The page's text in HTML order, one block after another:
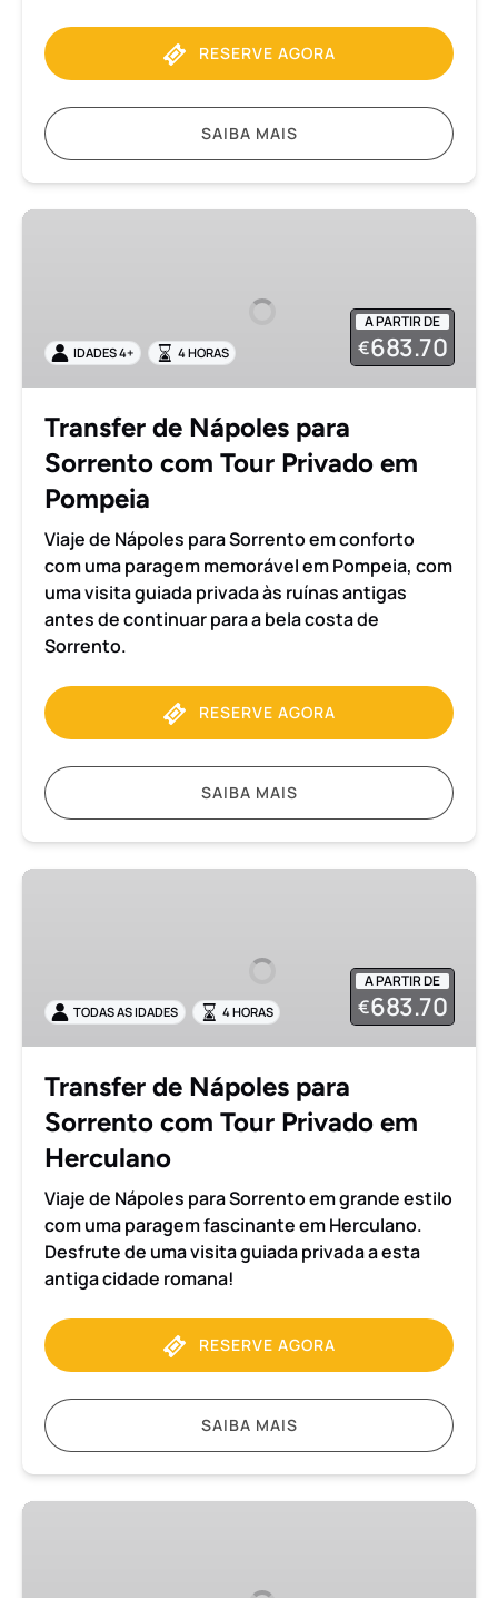
RESERVE AGORA
SAIBA MAIS
Transfer
com
Tour
Pompeia
A PARTIR DE
€683.70
IDADES 4+ 4 HORAS
Transfer de Nápoles para
Sorrento com Tour Privado em
Pompeia
Viaje de Nápoles para Sorrento em conforto
com uma paragem memorável em Pompeia, com
uma visita guiada privada às ruínas antigas
antes de continuar para a bela costa de
Sorrento.
RESERVE AGORA
SAIBA MAIS
Transfer
com
Tour
Herculano
A PARTIR DE
€683.70
TODAS AS IDADES 4 HORAS
Transfer de Nápoles para
Sorrento com Tour Privado em
Herculano
Viaje de Nápoles para Sorrento em grande estilo
com uma paragem fascinante em Herculano.
Desfrute de uma visita guiada privada a esta
antiga cidade romana!
RESERVE AGORA
SAIBA MAIS
Transfer